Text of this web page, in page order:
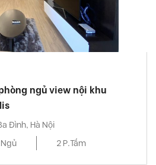
ngủ view nội khu
Đình, Hà Nội
2 P.Tắm